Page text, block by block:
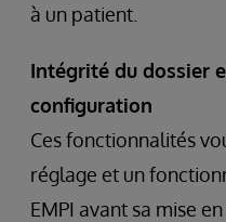
à un patient.
Intégrité du dossier
configuration
Ces fonctionnalités
réglage et un
EMPI avant sa mise